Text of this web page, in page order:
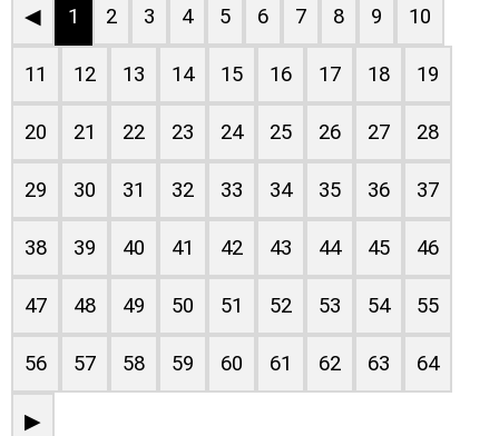
◀ 1 2 3 4 5 6 7 8 9 10
11 12 13 14 15 16 17 18 19
20 21 22 23 24 25 26 27 28
29 30 31 32 33 34 35 36 37
38 39 40 41 42 43 44 45 46
47 48 49 50 51 52 53 54 55
56 57 58 59 60 61 62 63 64
▶